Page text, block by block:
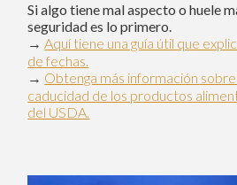
Si algo tiene mal aspecto o huele
seguridad es lo primero.
→Aquí tiene una guía útil que
de fechas.
→ Obtenga más información
caducidad de los productos
del USDA.